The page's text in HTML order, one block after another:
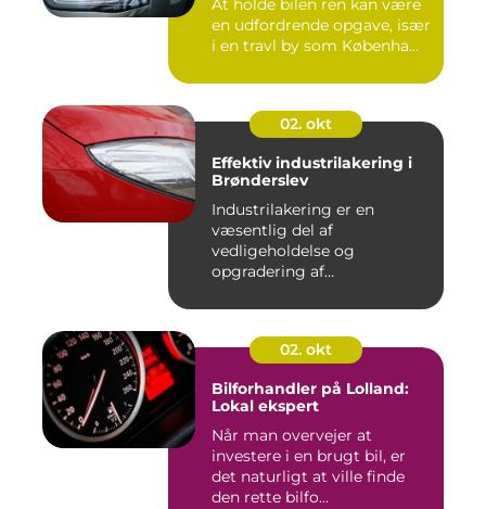
At holde bilen ren kan være
en udfordrende opgave, især
i en travl by som Københa...
02. okt
Effektiv industrilakering i
Brønderslev
Industrilakering er en
væsentlig del af
vedligeholdelse og
opgradering af
02. okt
Bilforhandler på Lolland:
Lokal ekspert
Når man overvejer at
investere i en brugt bil, er
det naturligt at ville finde
den rette bilfo...